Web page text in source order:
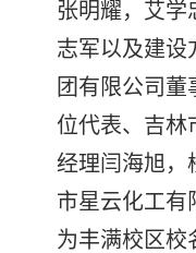
张明耀，艾学
志军以及建设
团有限公司
位代表、吉林
经理闫海旭，
市星云化工有
为丰满校区校